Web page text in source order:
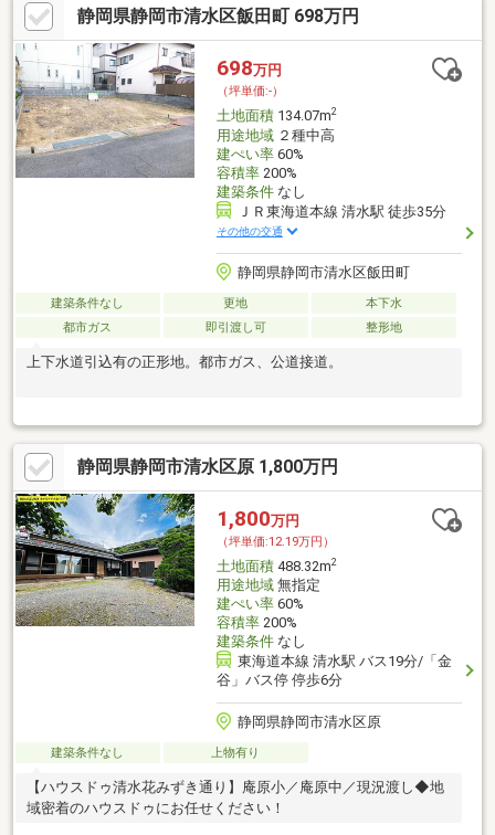
静岡県静岡市清水区飯田町 698万円
698万円
（坪単価:-）
土地面積134.07m2
用途地域２種中高
建ぺい率60%
容積率200%
建築条件なし
ＪＲ東海道本線 清水駅 徒歩35分
その他の交通
静岡県静岡市清水区飯田町
建築条件なし 更地
本下水
都市ガス
即引渡し可 整形地
上下水道引込有の正形地。都市ガス、公道接道。
静岡県静岡市清水区原 1,800万円
1,800万円
（坪単価:12.19万円）
土地面積488.32m2
用途地域無指定
建ぺい率60%
容積率200%
建築条件なし
東海道本線 清水駅 バス19分/「金
谷」バス停 停歩6分
静岡県静岡市清水区原
建築条件なし 上物有り
【ハウスドゥ清水花みずき通り】庵原小／庵原中／現況渡し◆地
域密着のハウスドゥにお任せください！